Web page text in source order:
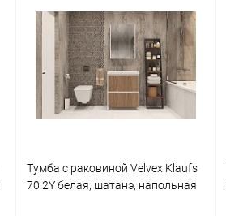
В корзину
Купить в 1 клик Сравнение
В избранное Под заказ
Тумба с раковиной Velvex Klaufs
70.2Y белая, шатанэ, напольная